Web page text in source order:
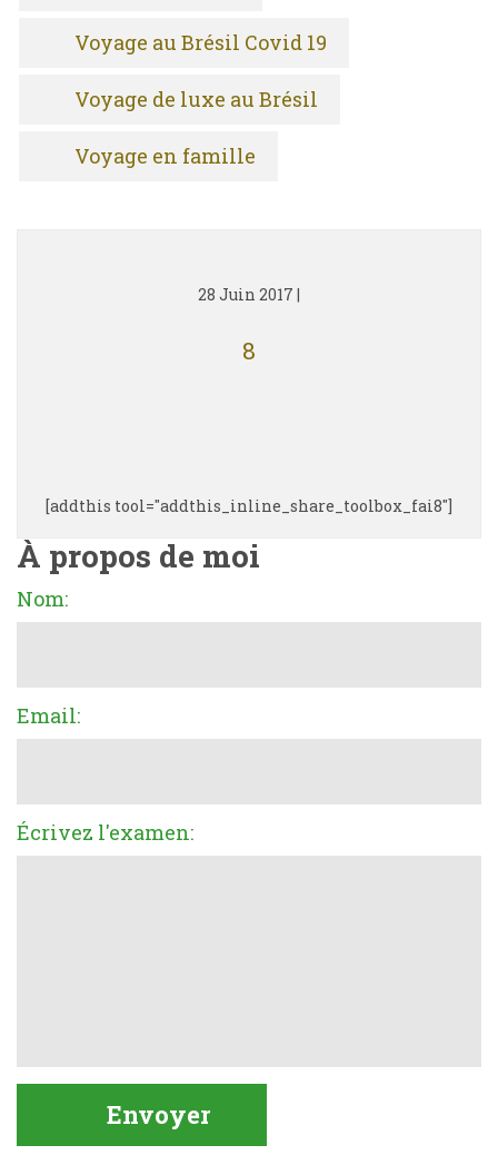
Voyage au Brésil Covid 19
Voyage de luxe au Brésil
Voyage en famille
28 Juin 2017 |
8
[addthis tool="addthis_inline_share_toolbox_fai8"]
À propos de moi
Nom:
Email:
Écrivez l'examen: